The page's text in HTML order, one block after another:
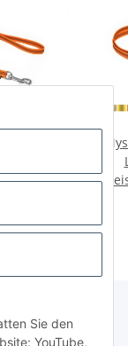
Sie den
YouTube,
mit
Standard